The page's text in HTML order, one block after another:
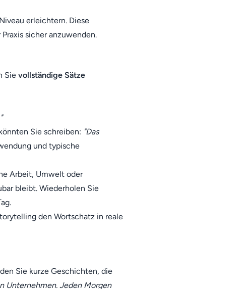
erleichtern. Diese
sicher anzuwenden.
Sie vollständige Sätze
Sie schreiben: "Das
und typische
Arbeit, Umwelt oder
bleibt. Wiederholen Sie
den Wortschatz in reale
Sie kurze Geschichten, die
Unternehmen. Jeden Morgen